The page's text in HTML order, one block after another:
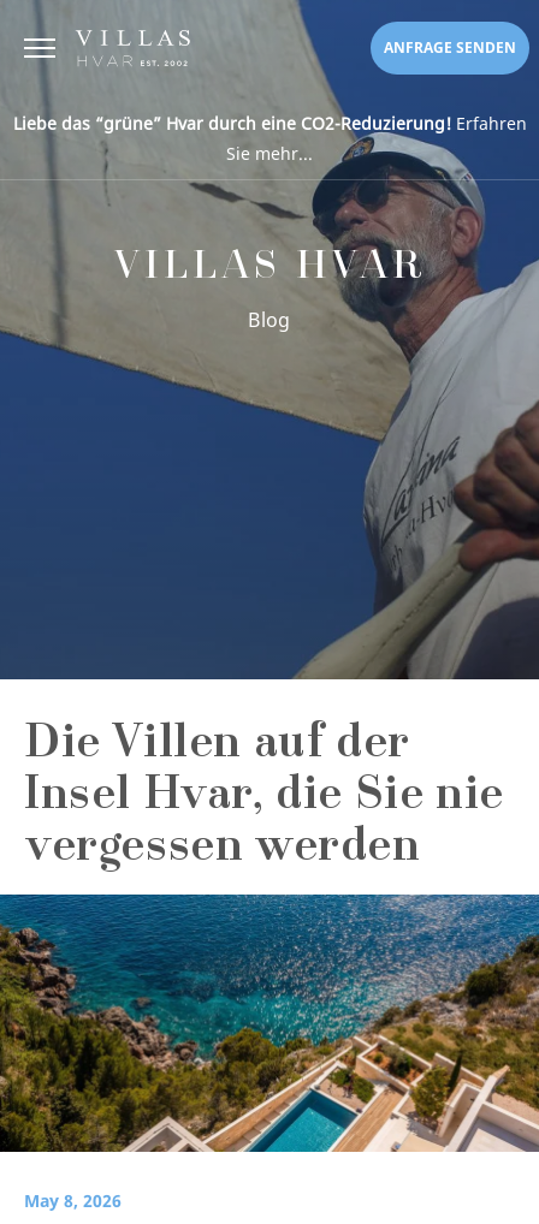
ANFRAGE SENDEN
Liebe das “grüne” Hvar durch eine CO2-Reduzierung!Erfahren
Sie mehr...
VILLAS HVAR
Blog
Die Villen auf der
Insel Hvar, die Sie nie
vergessen werden
May 8, 2026